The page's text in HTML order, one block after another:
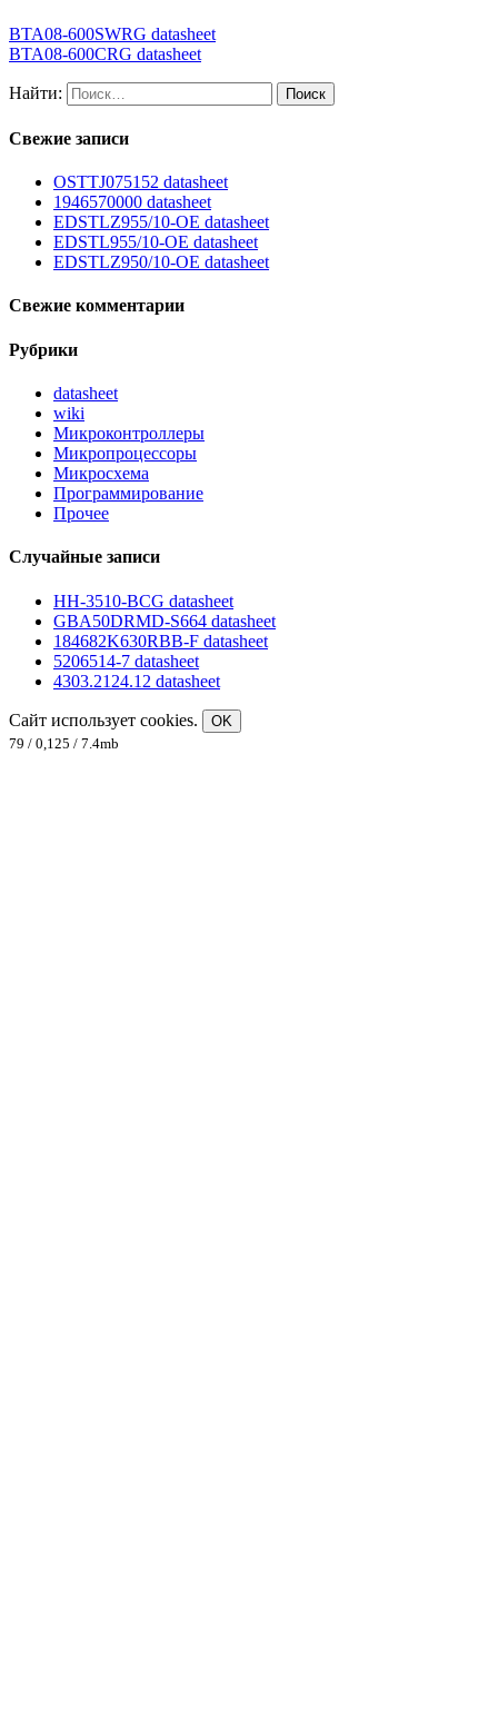
BTA08-600SWRG datasheet
BTA08-600CRG datasheet
Найти:
Свежие записи
OSTTJ075152 datasheet
1946570000 datasheet
EDSTLZ955/10-OE datasheet
EDSTL955/10-OE datasheet
EDSTLZ950/10-OE datasheet
Свежие комментарии
Рубрики
datasheet
wiki
Микроконтроллеры
Микропроцессоры
Микросхема
Программирование
Прочее
Случайные записи
HH-3510-BCG datasheet
GBA50DRMD-S664 datasheet
184682K630RBB-F datasheet
5206514-7 datasheet
4303.2124.12 datasheet
Сайт использует cookies.
OK
79 / 0,125 / 7.4mb